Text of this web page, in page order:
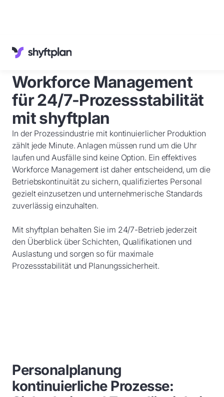
Wissenswertes
Kundenservice Deutsch
Anmelden
Demo
Workforce Management
für 24/7-Prozessstabilität
mit shyftplan
In der Prozessindustrie mit kontinuierlicher Produktion
zählt jede Minute. Anlagen müssen rund um die Uhr
laufen und Ausfälle sind keine Option. Ein effektives
Workforce Management ist daher entscheidend, um die
Betriebskontinuität zu sichern, qualifiziertes Personal
gezielt einzusetzen und unternehmerische Standards
zuverlässig einzuhalten.
Mit shyftplan behalten Sie im 24/7-Betrieb jederzeit
den Überblick über Schichten, Qualifikationen und
Auslastung und sorgen so für maximale
Prozessstabilität und Planungssicherheit.
Personalplanung
kontinuierliche Prozesse: